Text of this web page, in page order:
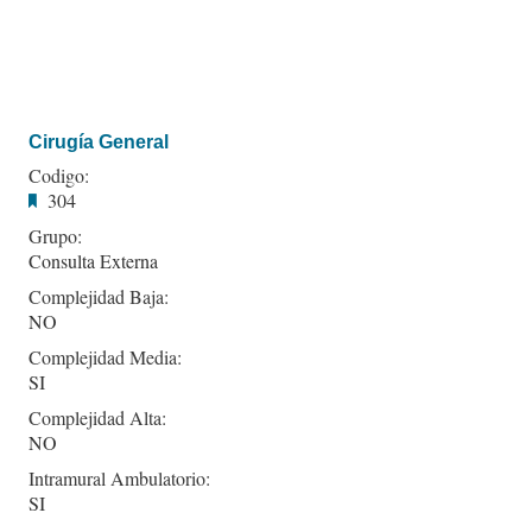
Cirugía General
Codigo:
304
Grupo:
Consulta Externa
Complejidad Baja:
NO
Complejidad Media:
SI
Complejidad Alta:
NO
Intramural Ambulatorio:
SI